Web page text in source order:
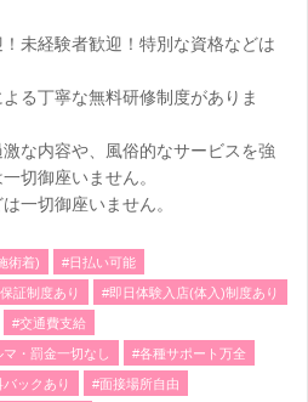
未経験者歓迎！特別な資格などは
る丁寧な無料研修制度がありま
な内容や、風俗的なサービスを強
切御座いません。
一切御座いません。
術着) #日払い可能
証制度あり #即日体験入店(体入)制度あり
#交通費支給
・罰金一切なし #各種サポート万全
ックあり #面接場所自由